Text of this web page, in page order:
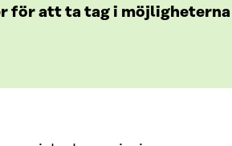
för att ta tag i möjligheterna